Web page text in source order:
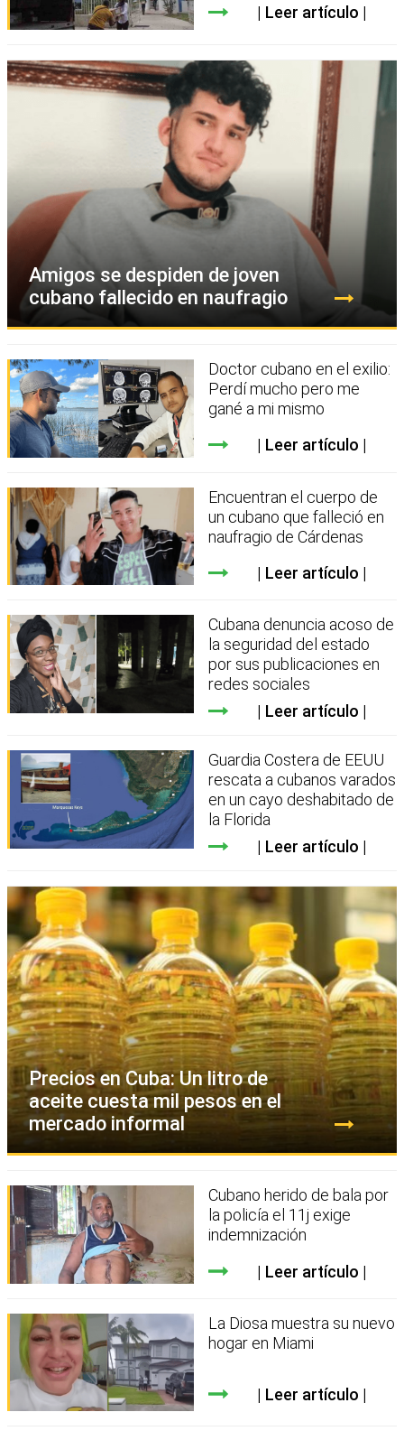
Leer artículo
Amigos se despiden de joven
cubano fallecido en naufragio
Doctor cubano en el exilio:
Perdí mucho pero me
gané a mi mismo
Leer artículo
Encuentran el cuerpo de
un cubano que falleció en
naufragio de Cárdenas
Leer artículo
Cubana denuncia acoso de
la seguridad del estado
por sus publicaciones en
redes sociales
Leer artículo
Guardia Costera de EEUU
rescata a cubanos varados
en un cayo deshabitado de
la Florida
Leer artículo
Precios en Cuba: Un litro de
aceite cuesta mil pesos en el
mercado informal
Cubano herido de bala por
la policía el 11j exige
indemnización
Leer artículo
La Diosa muestra su nuevo
hogar en Miami
Leer artículo